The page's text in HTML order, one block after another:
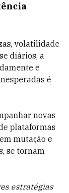
volatilidade
diários, a
e
é
novas
plataformas
mutação e
se tornam
estratégias